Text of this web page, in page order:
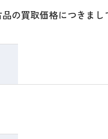
の買取価格につきまし